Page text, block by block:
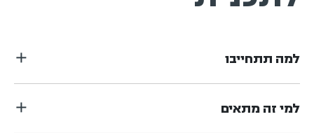
למה תתחייבו
למי זה מתאים